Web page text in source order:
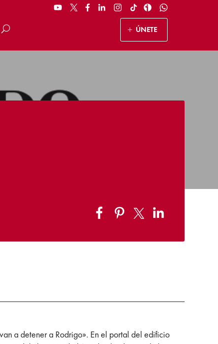
ÚNETE
a detener a Rodrigo». En el portal del edificio